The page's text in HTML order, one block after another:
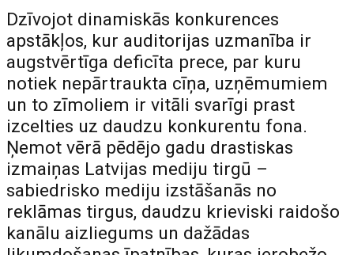
Dzīvojot dinamiskās konkurences
apstākļos, kur auditorijas uzmanība ir
augstvērtīga deficīta prece, par kuru
notiek nepārtraukta cīņa, uzņēmumiem
un to zīmoliem ir vitāli svarīgi prast
izcelties uz daudzu konkurentu fona.
Ņemot vērā pēdējo gadu drastiskas
izmaiņas Latvijas mediju tirgū –
sabiedrisko mediju izstāšanās no
reklāmas tirgus, daudzu krieviski raidošo
kanālu aizliegums un dažādas